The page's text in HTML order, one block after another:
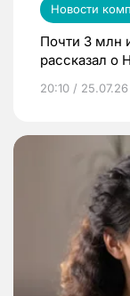
Новости
Почти 3 млн
рассказал о
20:10 / 25.07.26